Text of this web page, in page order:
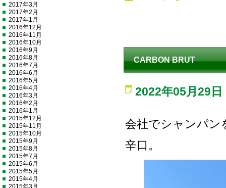
CARBON BRUT
2022年05月29日
会社でシャンパン
辛口。
2017年3月
2017年2月
2017年1月
2016年12月
2016年11月
2016年10月
2016年9月
2016年8月
2016年7月
2016年6月
2016年5月
2016年4月
2016年3月
2016年2月
2016年1月
2015年12月
2015年11月
2015年10月
2015年9月
2015年8月
2015年7月
2015年6月
2015年5月
2015年4月
2015年3月